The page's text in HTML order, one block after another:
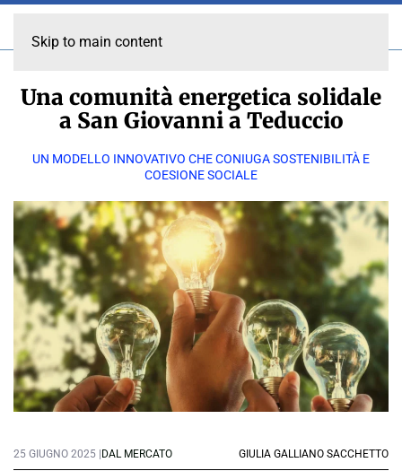
Skip to main content
Una comunità energetica solidale
a San Giovanni a Teduccio
UN MODELLO INNOVATIVO CHE CONIUGA SOSTENIBILITÀ E
COESIONE SOCIALE
25 GIUGNO 2025 | DAL MERCATO GIULIA GALLIANO SACCHETTO